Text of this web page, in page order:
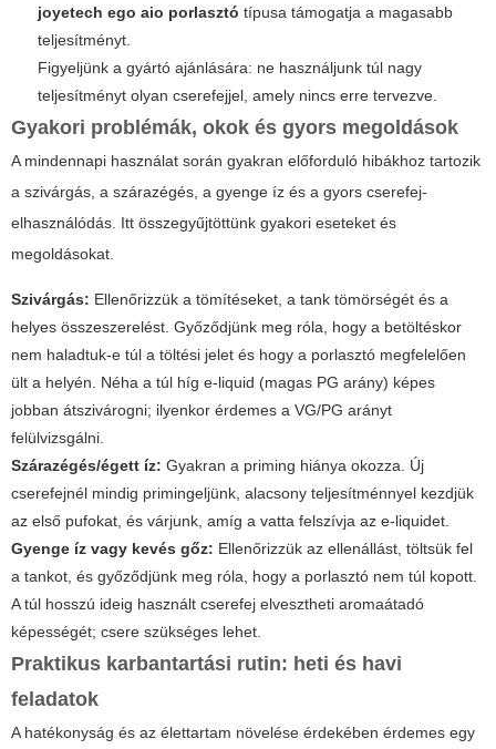
joyetech ego aio porlasztó típusa támogatja a magasabb
teljesítményt.
Figyeljünk a gyártó ajánlására: ne használjunk túl nagy
teljesítményt olyan cserefejjel, amely nincs erre tervezve.
Gyakori problémák, okok és gyors megoldások
A mindennapi használat során gyakran előforduló hibákhoz tartozik
a szivárgás, a szárazégés, a gyenge íz és a gyors cserefej-
elhasználódás. Itt összegyűjtöttünk gyakori eseteket és
megoldásokat.
Szivárgás: Ellenőrizzük a tömítéseket, a tank tömörségét és a
helyes összeszerelést. Győződjünk meg róla, hogy a betöltéskor
nem haladtuk-e túl a töltési jelet és hogy a porlasztó megfelelően
ült a helyén. Néha a túl híg e-liquid (magas PG arány) képes
jobban átszivárogni; ilyenkor érdemes a VG/PG arányt
felülvizsgálni.
Szárazégés/égett íz: Gyakran a priming hiánya okozza. Új
cserefejnél mindig primingeljünk, alacsony teljesítménnyel kezdjük
az első pufokat, és várjunk, amíg a vatta felszívja az e-liquidet.
Gyenge íz vagy kevés gőz: Ellenőrizzük az ellenállást, töltsük fel
a tankot, és győződjünk meg róla, hogy a porlasztó nem túl kopott.
A túl hosszú ideig használt cserefej elvesztheti aromaátadó
képességét; csere szükséges lehet.
Praktikus karbantartási rutin: heti és havi
feladatok
A hatékonyság és az élettartam növelése érdekében érdemes egy